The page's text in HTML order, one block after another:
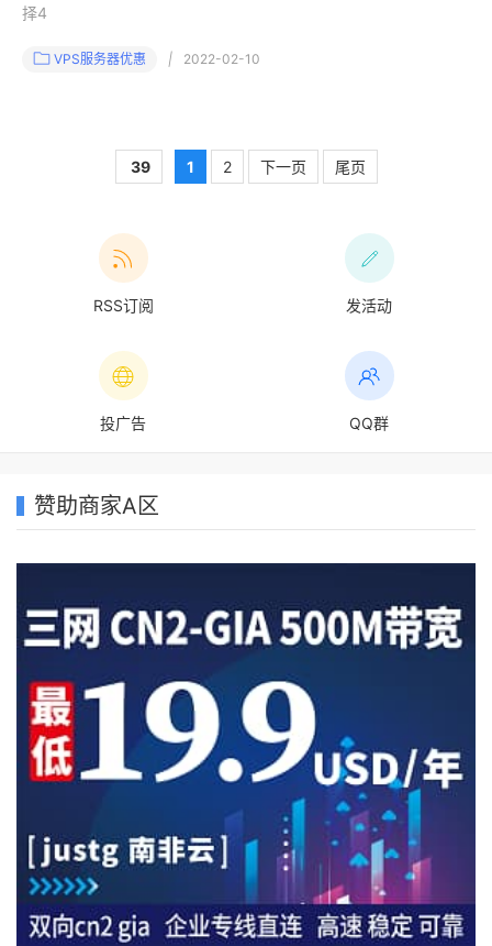
择4
VPS服务器优惠 | 2022-02-10
39 1 2 下一页 尾页
RSS订阅 发活动
投广告 QQ群
赞助商家A区